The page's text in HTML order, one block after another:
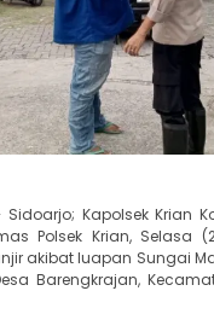
Kapolsek Krian
Polsek Krian, Selasa
akibat luapan Sungai
Barengkrajan,